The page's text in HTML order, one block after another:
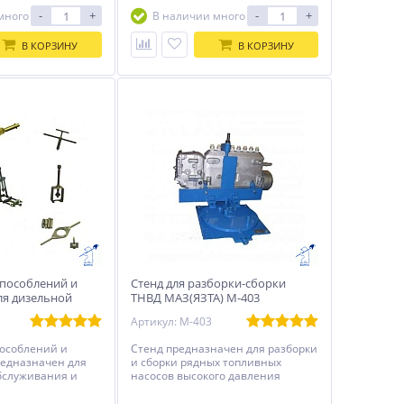
для
+ База данных +
пакет +
CR + Дизель-
легковых и
в России.
- +
В КОРЗИНУ
В наличии много
- +
В КОРЗИНУ
и
дизельной
и
для
и
Стенд для разборки-сборки
ТНВД МАЗ(ЯЗТА) М-403
Артикул: М-403
Стенд предназначен для разборки
и сборки рядных топливных
насосов высокого давления